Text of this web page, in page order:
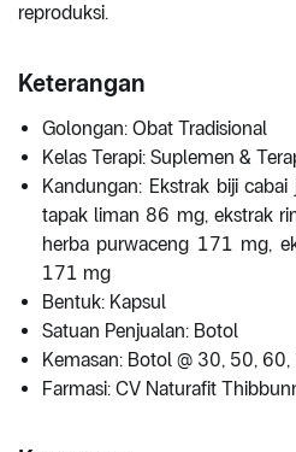
reproduksi.
Keterangan
Golongan: Obat Tradisional
Kelas Terapi: Suplemen &
Kandungan: Ekstrak biji
tapak liman 86 mg, ekstrak
herba purwaceng 171 mg,
171 mg
Bentuk: Kapsul
Satuan Penjualan: Botol
Kemasan: Botol @ 30, 50,
Farmasi: CV Naturafit